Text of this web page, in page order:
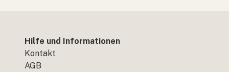
Hilfe und Informationen
Kontakt
AGB